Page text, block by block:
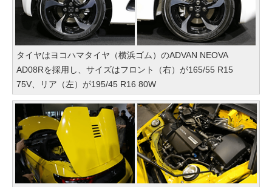
タイヤはヨコハマタイヤ（横浜ゴム）のADVAN NEOVA
AD08Rを採用し、サイズはフロント（右）が165/55 R15
75V、リア（左）が195/45 R16 80W